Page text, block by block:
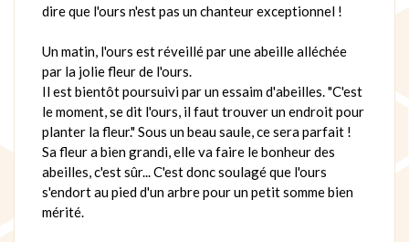
dire que l'ours n'est pas un chanteur exceptionnel !
Un matin, l'ours est réveillé par une abeille alléchée
par la jolie fleur de l'ours.
Il est bientôt poursuivi par un essaim d'abeilles. "C'est
le moment, se dit l'ours, il faut trouver un endroit pour
planter la fleur." Sous un beau saule, ce sera parfait !
Sa fleur a bien grandi, elle va faire le bonheur des
abeilles, c'est sûr... C'est donc soulagé que l'ours
s'endort au pied d'un arbre pour un petit somme bien
mérité.